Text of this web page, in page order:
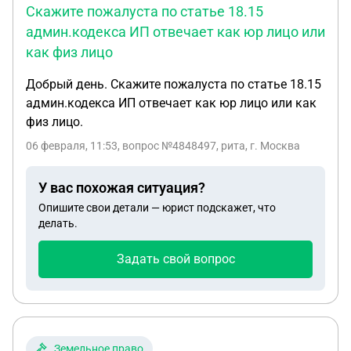
Петербурге», иного действующего
законодательства Российской Федерации и
Санкт-Петербурга. 2. Герои Российской
Социалистического Труда. 3. Участники Великой
Отечественной войны, боевых действий, жители
блокадного Ленинграда. 4. Лица, достигшие
возраста 75 лет и старше. 5. Граждане,
ситуации, дети, супруги и родители погибшего. 6.
Несовершеннолетние лица, оставшиеся без
попечения родителей, а также их законные
представители, если они обращаются по
вопросам, связанным с осуществлением опеки и
попечительства. 7. Усыновители и лица,
желающие принять на воспитание в свою семью
ребенка. 8. Лица по направлениям
Скажите пожалуста по статье 18.15
админ.кодекса ИП отвечает как юр лицо или
как физ лицо
Добрый день. Скажите пожалуста по статье 18.15
админ.кодекса ИП отвечает как юр лицо или как
физ лицо.
06 февраля, 11:53, вопрос №4848497, рита, г. Москва
У вас похожая ситуация?
Опишите свои детали — юрист подскажет, что
делать.
Задать свой вопрос